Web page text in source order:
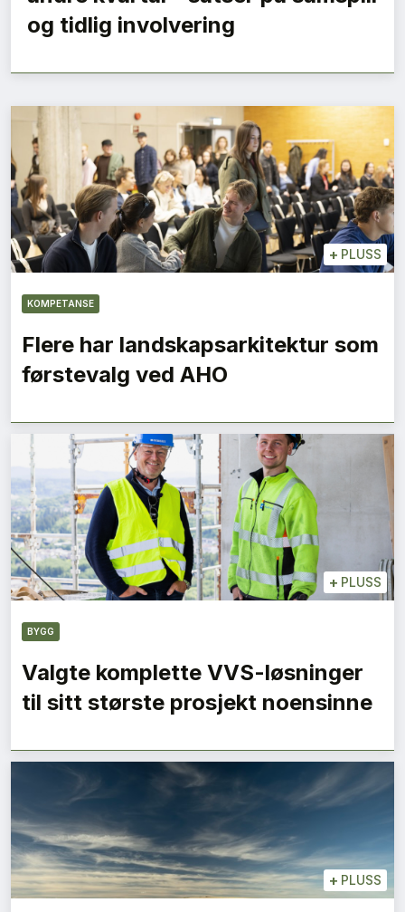
og tidlig involvering
+ PLUSS
KOMPETANSE
Flere har landskapsarkitektur som
førstevalg ved AHO
+ PLUSS
BYGG
Valgte komplette VVS-løsninger
til sitt største prosjekt noensinne
+ PLUSS